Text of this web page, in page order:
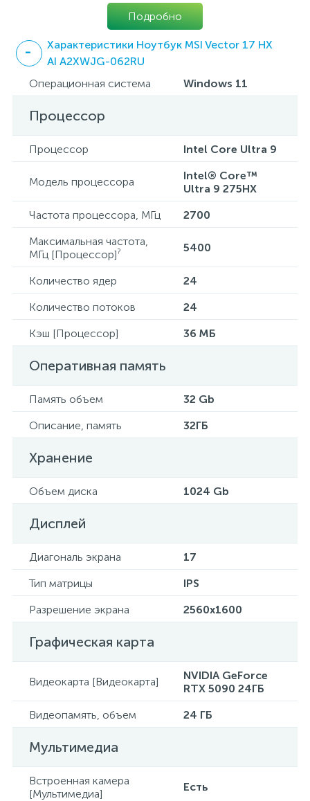
Подробно
Характеристики Ноутбук MSI Vector 17 HX
AI A2XWJG-062RU
Операционная система
Windows 11
Процессор
Процессор Intel Core Ultra 9
Модель процессора
Intel® Core™
Ultra 9 275HX
Частота процессора, МГц
2700
Максимальная частота,
МГц [Процессор]? 5400
Количество ядер
24
Количество потоков
24
Кэш [Процессор]
36 МБ
Оперативная память
Память объем
32 Gb
Описание, память
32ГБ
Хранение
Объем диска 1024 Gb
Дисплей
Диагональ экрана
17
Тип матрицы
IPS
Разрешение экрана
2560x1600
Графическая карта
Видеокарта [Видеокарта]
NVIDIA GeForce
RTX 5090 24ГБ
Видеопамять, объем
24 ГБ
Мультимедиа
Встроенная камера
[Мультимедиа]
Есть